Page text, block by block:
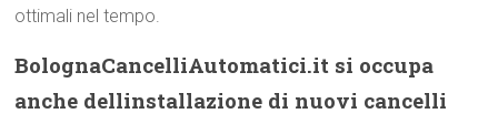
ottimali nel tempo.
BolognaCancelliAutomatici.it si occupa
anche dellinstallazione di nuovi cancelli